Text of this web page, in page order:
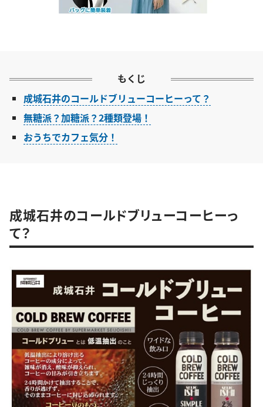
もくじ
成城石井のコールドブリューコーヒーって？
無糖派？加糖派？2種類登場！
おうちでカフェ気分！
成城石井のコールドブリューコーヒーっ
て？